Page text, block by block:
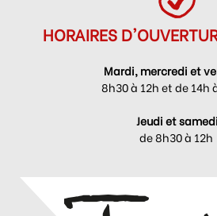
HORAIRES
Mardi, mercredi et
8h30 à 12h et de 14h
Jeudi et samedi
de 8h30 à 12h